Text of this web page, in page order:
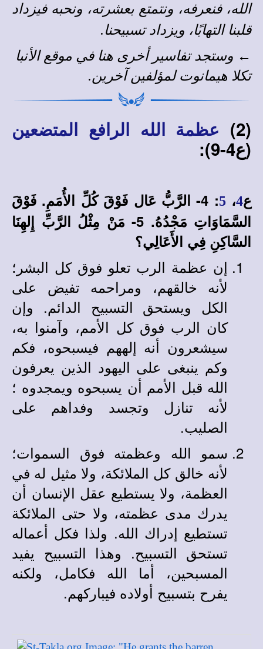
الله، فنعرفه، ونتمتع بعشرته، ونحبه فيزداد
قلبنا التهابًا، ويزداد تسبيحنا.
← وستجدتفاسير أخرى هنا في موقع الأنبا
تكلا هيمانوتلمؤلفين آخرين.
(2) عظمة الله الرافع المتضعين
(ع4-9):
ع4، 5
:
4- الرَّبُّ عَال فَوْقَ كُلِّ الأُمَمِ. فَوْقَ
السَّمَاوَاتِ مَجْدُهُ. 5- مَنْ مِثْلُ الرَّبِّ إِلهِنَا
السَّاكِنِ فِي الأَعَالِي؟
إن عظمة الرب تعلو فوق كل البشر؛
لأنه خالقهم، ومراحمه تفيض على
الكل ويستحق التسبيح الدائم. وإن
كان الرب فوق كل الأمم، وآمنوا به،
سيشعرون أنه إلههم فيسبحوه، فكم
وكم ينبغى على اليهود الذين يعرفون
الله قبل الأمم أن يسبحوه ويمجدوه ؛
لأنه تنازل وتجسد وفداهم على
الصليب.
سمو الله وعظمته فوق السموات؛
لأنه خالق كل الملائكة، ولا مثيل له في
العظمة، ولا يستطيع عقل الإنسان أن
يدرك مدى عظمته، ولا حتى الملائكة
تستطيع إدراك الله. ولذا فكل أعماله
تستحق التسبيح. وهذا التسبيح يفيد
المسبحين، أما الله فكامل، ولكنه
يفرح بتسبيح أولاده فيباركهم.